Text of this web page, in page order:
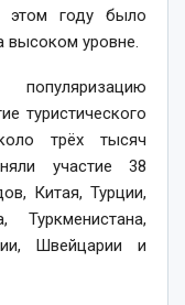
этом году было
высоком уровне.
туристического
трёх тысяч
участие 38
Китая, Турции,
Туркменистана,
Швейцарии и